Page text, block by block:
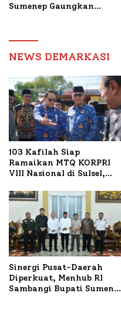
Sumenep Gaungkan
NEWS DEMARKASI
103 Kafilah Siap
Ramaikan MTQ KORPRI
VIII Nasional di Sulsel,
Sinergi Pusat-Daerah
Diperkuat, Menhub RI
Sambangi Bupati Sumenep